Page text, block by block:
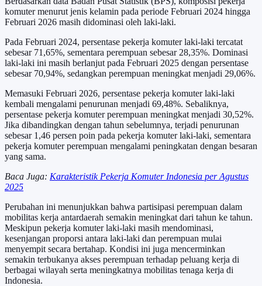
komuter menurut jenis kelamin pada periode Februari 2024 hingga
Februari 2026 masih didominasi oleh laki-laki.
Pada Februari 2024, persentase pekerja komuter laki-laki tercatat
sebesar 71,65%, sementara perempuan sebesar 28,35%. Dominasi
laki-laki ini masih berlanjut pada Februari 2025 dengan persentase
sebesar 70,94%, sedangkan perempuan meningkat menjadi 29,06%.
Memasuki Februari 2026, persentase pekerja komuter laki-laki
kembali mengalami penurunan menjadi 69,48%. Sebaliknya,
persentase pekerja komuter perempuan meningkat menjadi 30,52%.
Jika dibandingkan dengan tahun sebelumnya, terjadi penurunan
sebesar 1,46 persen poin pada pekerja komuter laki-laki, sementara
pekerja komuter perempuan mengalami peningkatan dengan besaran
yang sama.
Baca Juga: Karakteristik Pekerja Komuter Indonesia per Agustus
2025
Perubahan ini menunjukkan bahwa partisipasi perempuan dalam
mobilitas kerja antardaerah semakin meningkat dari tahun ke tahun.
Meskipun pekerja komuter laki-laki masih mendominasi,
kesenjangan proporsi antara laki-laki dan perempuan mulai
menyempit secara bertahap. Kondisi ini juga mencerminkan
semakin terbukanya akses perempuan terhadap peluang kerja di
berbagai wilayah serta meningkatnya mobilitas tenaga kerja di
Indonesia.